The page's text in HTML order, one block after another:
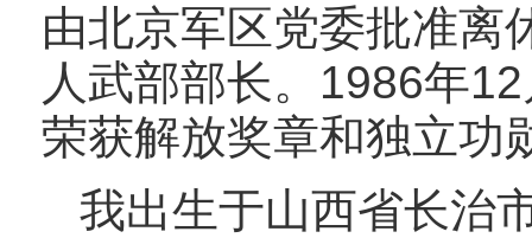
由北京军区党委批准离
人武部部长。1986年
荣获解放奖章和独立功
我出生于山西省长治